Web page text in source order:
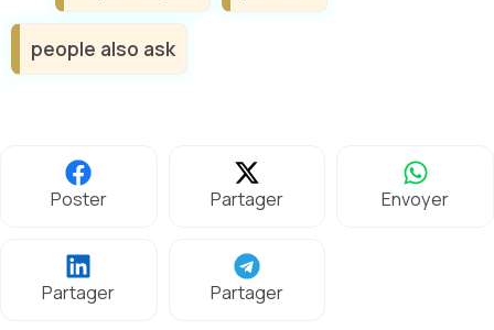
people also ask
Poster Partager Envoyer
Partager Partager